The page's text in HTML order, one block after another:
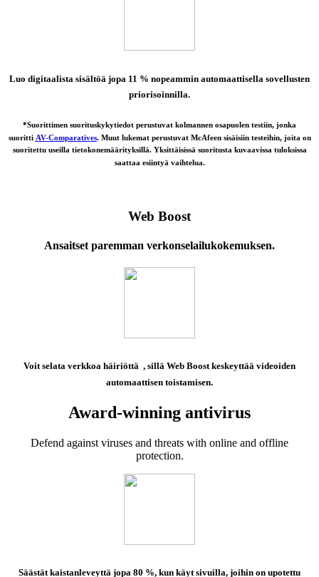
Luo digitaalista sisältöä jopa 11 % nopeammin automaattisella sovellusten
priorisoinnilla.
*Suorittimen suorituskykytiedot perustuvat kolmannen osapuolen testiin, jonka
suoritti AV-Comparatives. Muut lukemat perustuvat McAfeen sisäisiin testeihin, joita on
suoritettu useilla tietokonemäärityksillä. Yksittäisissä suoritusta kuvaavissa tuloksissa
saattaa esiintyä vaihtelua.
Web Boost
Ansaitset paremman verkonselailukokemuksen.
Voit selata verkkoa häiriöttä , sillä Web Boost keskeyttää videoiden
automaattisen toistamisen.
Award-winning antivirus
Defend against viruses and threats with online and offline
protection.
Säästät kaistanleveyttä jopa 80 %, kun käyt sivuilla, joihin on upotettu